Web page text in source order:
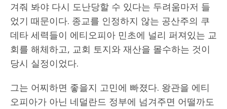
겨줘 봐야 다시 도난당할 수 있다는 두려움마저 들
었기 때문이다. 종교를 인정하지 않는 공산주의 쿠
데타 세력들이 에티오피아 민초에 널리 퍼져있는 교
회를 해체하고, 교회 토지와 재산을 몰수하는 것이
당시 실정이었다.
그는 어찌하면 좋을지 고민에 빠졌다. 왕관을 에티
오피아가 아닌 네덜란드 정부에 넘겨주면 어떨까도